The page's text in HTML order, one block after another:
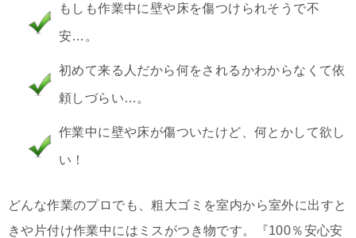
もしも作業中に壁や床を傷つけられそうで不
安…。
初めて来る人だから何をされるかわからなくて依
頼しづらい…。
作業中に壁や床が傷ついたけど、何とかして欲し
い！
どんな作業のプロでも、粗大ゴミを室内から室外に出すと
きや片付け作業中にはミスがつき物です。『100％安心安